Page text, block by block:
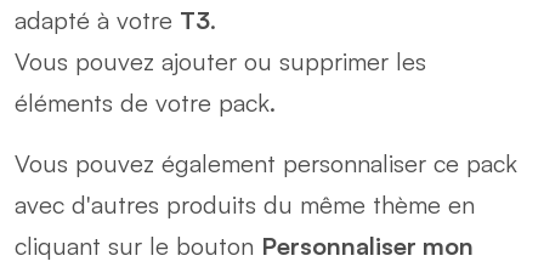
adapté à votre T3.
Vous pouvez ajouter ou supprimer les
éléments de votre pack.
Vous pouvez également personnaliser ce pack
avec d'autres produits du même thème en
cliquant sur le bouton Personnaliser mon